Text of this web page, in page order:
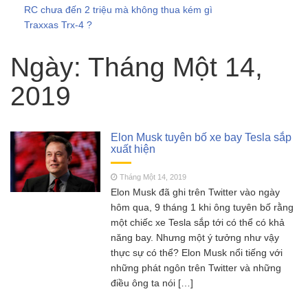
RC chưa đến 2 triệu mà không thua kém gì
Traxxas Trx-4 ?
thường gặp của tàu thuyền rc điều khiển từ xa
Feilun
Tháng Năm 18, 2023
FT011 có còn đáng mua khi SR65 đã quá bá
Tháng Năm 13, 2023
SCY 16303 – Đúng nhận
sai cãi liệu có nên mua siêu phẩm xe drift
SCY16303 này ?
Tháng Năm 11, 2023
MJX Hyper go 16207 –
Siêu phẩm không đối thủ trong phân khúc 2
Đồ chơi RC HOBBY –
Chia sẻ kinh nghiệm toàn tập cho người mới
chơi mô hình điều khiển từ xa!
Ngày: Tháng Một 14,
2019
Elon Musk tuyên bố xe bay Tesla sắp
xuất hiện
Tháng Một 14, 2019
Elon Musk đã ghi trên Twitter vào ngày
hôm qua, 9 tháng 1 khi ông tuyên bố rằng
một chiếc xe Tesla sắp tới có thể có khả
năng bay. Nhưng một ý tưởng như vậy
thực sự có thể? Elon Musk nổi tiếng với
những phát ngôn trên Twitter và những
điều ông ta nói […]